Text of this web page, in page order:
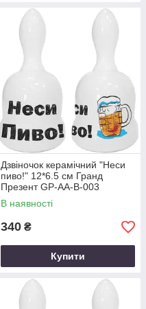
Дзвіночок керамічний "Неси
пиво!" 12*6.5 см Гранд
Презент GP-AA-B-003
В наявності
340 ₴
Купити